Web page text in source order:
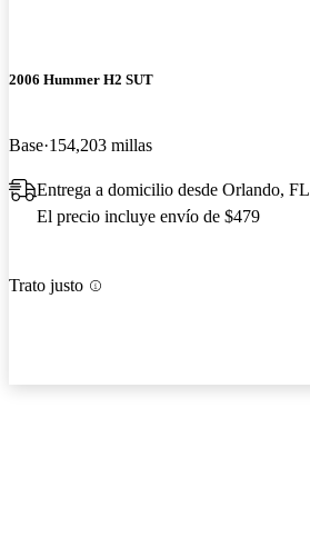
2006 Hummer H2 SUT
Base 154,203 millas
Entrega a domicilio desde Orlando, FL
El precio incluye envío de $479
Trato justo